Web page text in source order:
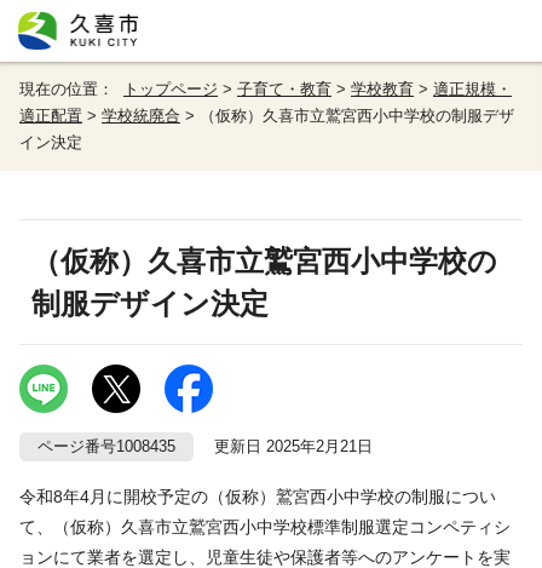
現在の位置： トップページ > 子育て・教育 > 学校教育 > 適正規模・
適正配置 > 学校統廃合 > （仮称）久喜市立鷲宮西小中学校の制服デザ
イン決定
（仮称）久喜市立鷲宮西小中学校の
制服デザイン決定
ページ番号1008435 更新日 2025年2月21日
令和8年4月に開校予定の（仮称）鷲宮西小中学校の制服につい
て、（仮称）久喜市立鷲宮西小中学校標準制服選定コンペティシ
ョンにて業者を選定し、児童生徒や保護者等へのアンケートを実